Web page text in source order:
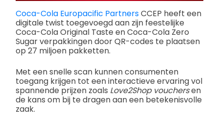
Coca-Cola Europacific PartnersCCEP heeft een
digitale twist toegevoegd aan zijn feestelijke
Coca-Cola Original Taste en Coca-Cola Zero
Sugar verpakkingen door QR-codes te plaatsen
op 27 miljoen pakketten.
Met een snelle scan kunnen consumenten
toegang krijgen tot een interactieve ervaring vol
spannende prijzen zoals Love2Shop vouchersen
de kans om bij te dragen aan een betekenisvolle
zaak.